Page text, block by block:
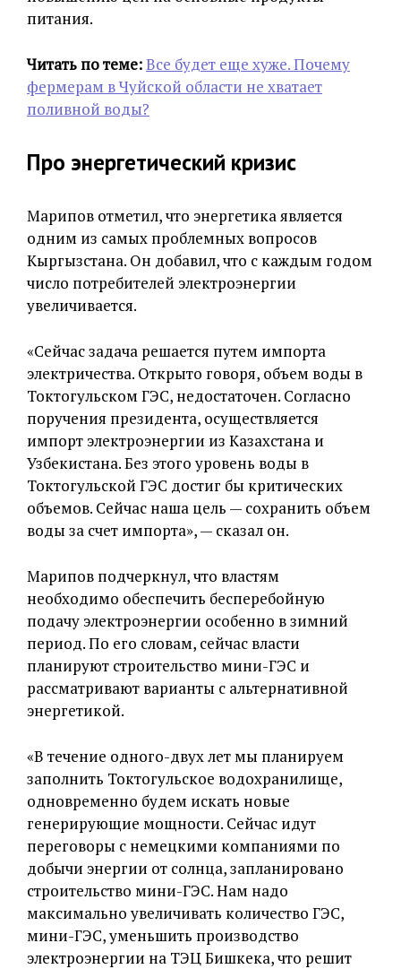
питания.
Читать по теме:Все будет еще хуже. Почему
фермерам в Чуйской области не хватает
поливной воды?
Про энергетический кризис
Марипов отметил, что энергетика является
одним из самых проблемных вопросов
Кыргызстана. Он добавил, что с каждым годом
число потребителей электроэнергии
увеличивается.
«Сейчас задача решается путем импорта
электричества. Открыто говоря, объем воды в
Токтогульском ГЭС, недостаточен. Согласно
поручения президента, осуществляется
импорт электроэнергии из Казахстана и
Узбекистана. Без этого уровень воды в
Токтогульской ГЭС достиг бы критических
объемов. Сейчас наша цель — сохранить объем
воды за счет импорта», — сказал он.
Марипов подчеркнул, что властям
необходимо обеспечить бесперебойную
подачу электроэнергии особенно в зимний
период. По его словам, сейчас власти
планируют строительство мини-ГЭС и
рассматривают варианты с альтернативной
энергетикой.
«В течение одного-двух лет мы планируем
заполнить Токтогульское водохранилище,
одновременно будем искать новые
генерирующие мощности. Сейчас идут
переговоры с немецкими компаниями по
добычи энергии от солнца, запланировано
строительство мини-ГЭС. Нам надо
максимально увеличивать количество ГЭС,
мини-ГЭС, уменьшить производство
электроэнергии на ТЭЦ Бишкека, что решит